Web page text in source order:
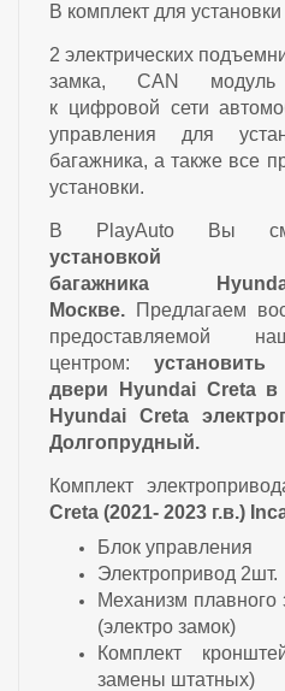
В комплект для установки
2 электрических
замка, CAN
к цифровой сети
управления для
багажника, а также все
установки.
В PlayAuto Вы
установкой
багажника
Москве. Предлагаем
предоставляемой
центром: установить
двери Hyundai Creta в
Hyundai Creta
Долгопрудный.
Комплект
Creta (2021- 2023 г.в.)
Блок управления
Электропривод 2шт.
Механизм плавного
(электро замок)
Комплект
замены штатных)